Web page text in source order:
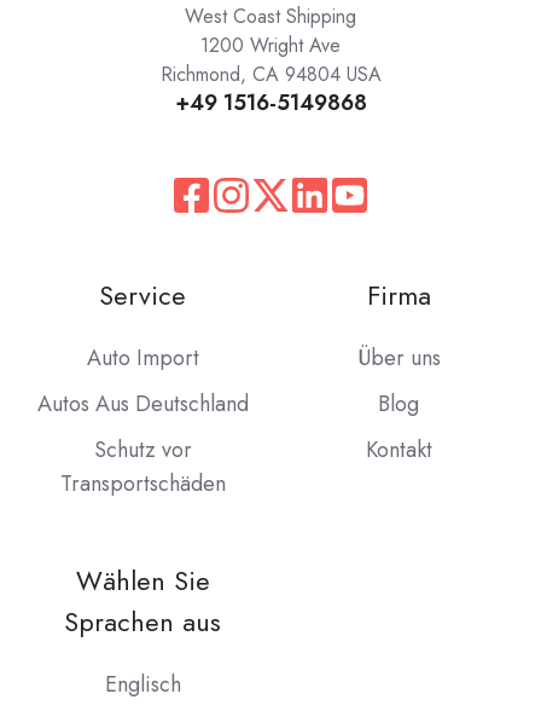
West Coast Shipping
1200 Wright Ave
Richmond, CA 94804 USA
+49 1516-5149868
Service
Auto Import
Autos Aus Deutschland
Schutz vor
Transportschäden
Firma
Über uns
Blog
Kontakt
Wählen Sie
Sprachen aus
Englisch